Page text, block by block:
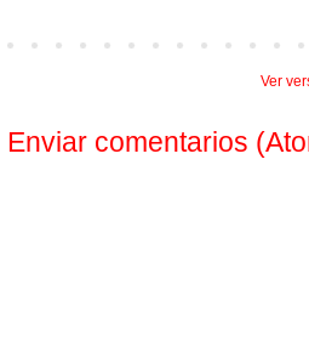
Ver
Enviar comentarios